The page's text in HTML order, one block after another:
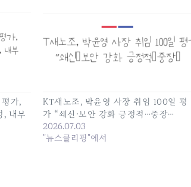
가,
, 내부
KT새노조, 박윤영 사장 취임 100일 평
가 “쇄신·보안 강화 긍정적…중장…
2026.07.03
"뉴스클리핑"에서